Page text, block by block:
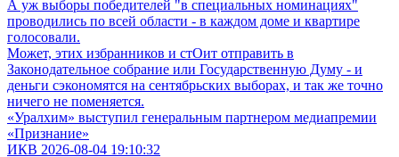
А уж выборы победителей "в специальных номинациях"
проводились по всей области - в каждом доме и квартире
голосовали.
Может, этих избранников и стОит отправить в
Законодательное собрание или Государственную Думу - и
деньги сэкономятся на сентябрьских выборах, и так же точно
ничего не поменяется.
«Уралхим» выступил генеральным партнером медиапремии
«Признание»
ИКВ 2026-08-04 19:10:32